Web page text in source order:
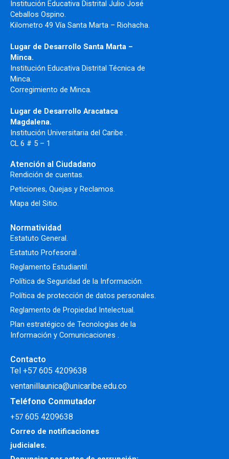
Institución Educativa Distrital Julio José
Ceballos Ospino.
Kilometro 49 Vía Santa Marta – Riohacha.
Lugar de Desarrollo Santa Marta –
Minca.
Institución Educativa Distrital Técnica de
Minca.
Corregimiento de Minca.
Lugar de Desarrollo Aracataca
Magdalena.
Institución Universitaria del Caribe .
CL 6 # 5 – 1
Atención al Ciudadano
Rendición de cuentas.
Peticiones, Quejas y Reclamos.
Mapa del Sitio.
Normatividad
Estatuto General.
Estatuto Profesoral .
Reglamento Estudiantil.
Política de Seguridad de la Información.
Política de protección de datos personales.
Reglamento de Propiedad Intelectual.
Plan estratégico de Tecnologías de la
Información y Comunicaciones .
Contacto
Tel +57 605 4209638
ventanillaunica@unicaribe.edu.co
Teléfono Conmutador
+57 605 4209638
Correo de notificaciones
judiciales.